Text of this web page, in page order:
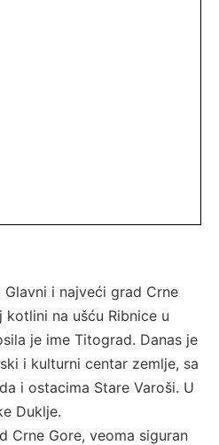
Glavni i najveći grad Crne
kotlini na ušću Ribnice u
je ime Titograd. Danas je
i kulturni centar zemlje, sa
i ostacima Stare Varoši. U
Duklje.
Crne Gore, veoma siguran